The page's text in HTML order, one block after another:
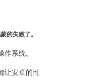
的失败了。
系统。
让安卓的性